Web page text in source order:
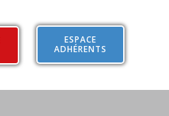
ESPACE
ADHÉRENTS